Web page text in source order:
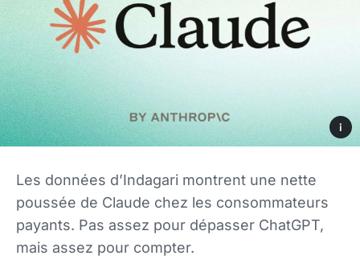
i
Les données d’Indagari montrent une nette
poussée de Claude chez les consommateurs
payants. Pas assez pour dépasser ChatGPT,
mais assez pour compter.